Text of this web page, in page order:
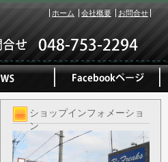
ホーム 会社概要 お問合せ
ショップインフォメーショ
ン